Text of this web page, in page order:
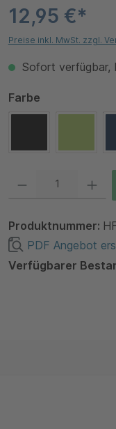
12,95 €*
Preise inkl. MwSt. zzgl.
Sofort verfügbar,
Farbeauswählen
Produktnummer:
PDF Angebot
Verfügbarer